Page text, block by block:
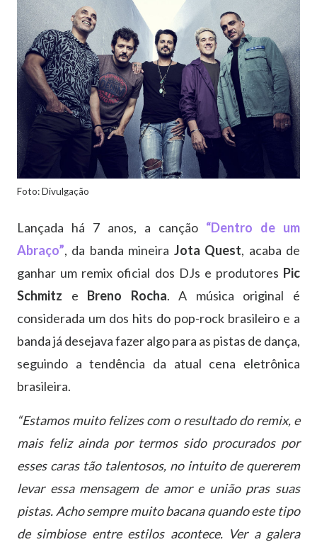
Foto: Divulgação
Lançada há 7 anos, a canção “Dentro de um
Abraço”, da banda mineira Jota Quest, acaba de
ganhar um remix oficial dos DJs e produtores Pic
Schmitz e Breno Rocha. A música original é
considerada um dos hits do pop-rock brasileiro e a
banda já desejava fazer algo para as pistas de dança,
seguindo a tendência da atual cena eletrônica
brasileira.
“Estamos muito felizes com o resultado do remix, e
mais feliz ainda por termos sido procurados por
esses caras tão talentosos, no intuito de quererem
levar essa mensagem de amor e união pras suas
pistas. Acho sempre muito bacana quando este tipo
de simbiose entre estilos acontece. Ver a galera